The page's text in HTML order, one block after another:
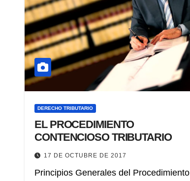
DERECHO TRIBUTARIO
EL PROCEDIMIENTO
CONTENCIOSO TRIBUTARIO
17 DE OCTUBRE DE 2017
Principios Generales del Procedimiento